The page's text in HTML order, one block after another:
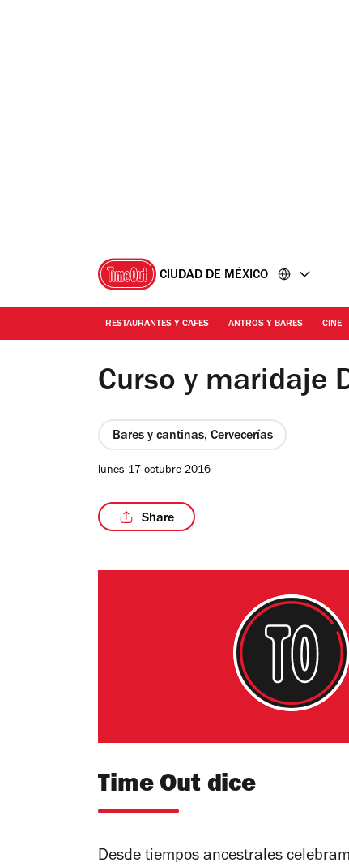
CIUDAD DE MÉXICO
RESTAURANTES Y CAFES ANTROS Y BARES CINE
Curso y maridaje
Bares y cantinas, Cervecerías
lunes 17 octubre 2016
Share
Time Out dice
Desde tiempos ancestrales